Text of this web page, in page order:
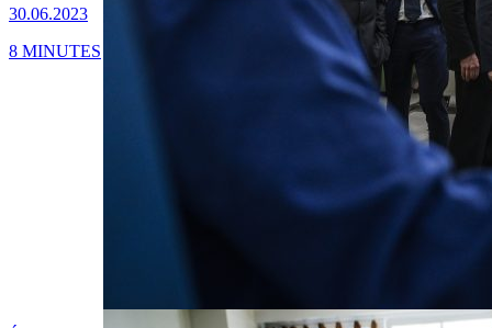
30.06.2023
8 MINUTES